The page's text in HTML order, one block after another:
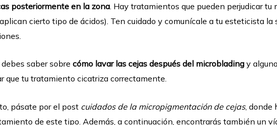
posteriormente en la zona. Hay tratamientos que pueden perjudicar tu
cierto tipo de ácidos). Ten cuidado y comunícale a tu esteticista la
saber sobre cómo lavar las cejas después del microbladingy
que tu tratamiento cicatriza correctamente.
pásate por el post cuidados de la micropigmentación de cejas, donde
de este tipo. Además, a continuación, encontrarás también un